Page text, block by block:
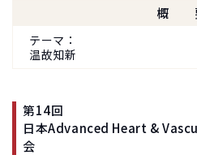
概
テーマ
温故知新
第14回
日本Advanced Heart &
会